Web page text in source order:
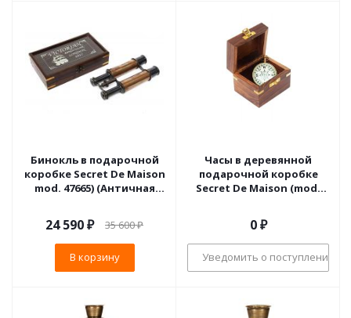
Бинокль в подарочной
коробке Secret De Maison
mod. 47665) (Античная
24 590₽ 35 600₽
В корзину
Часы в деревянной
подарочной коробке
Secret De Maison (mod.
0 ₽
Уведомить о поступлении